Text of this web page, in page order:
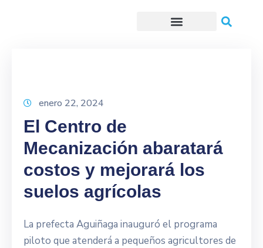
enero 22, 2024
El Centro de
Mecanización abaratará
costos y mejorará los
suelos agrícolas
La prefecta Aguiñaga inauguró el programa
piloto que atenderá a pequeños agricultores de